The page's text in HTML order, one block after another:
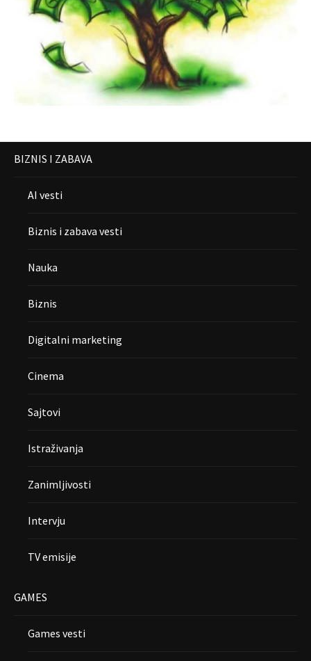
BIZNIS I ZABAVA
AI vesti
Biznis i zabava vesti
Nauka
Biznis
Digitalni marketing
Cinema
Sajtovi
Istraživanja
Zanimljivosti
Intervju
TV emisije
GAMES
Games vesti